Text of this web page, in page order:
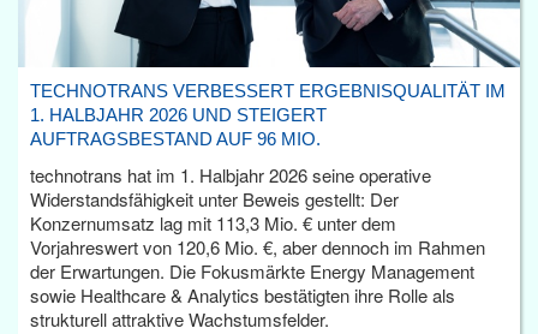
TECHNOTRANS VERBESSERT ERGEBNISQUALITÄT IM
1. HALBJAHR 2026 UND STEIGERT
AUFTRAGSBESTAND AUF 96 MIO.
technotrans hat im 1. Halbjahr 2026 seine operative
Widerstandsfähigkeit unter Beweis gestellt: Der
Konzernumsatz lag mit 113,3 Mio. € unter dem
Vorjahreswert von 120,6 Mio. €, aber dennoch im Rahmen
der Erwartungen. Die Fokusmärkte Energy Management
sowie Healthcare & Analytics bestätigten ihre Rolle als
strukturell attraktive Wachstumsfelder.